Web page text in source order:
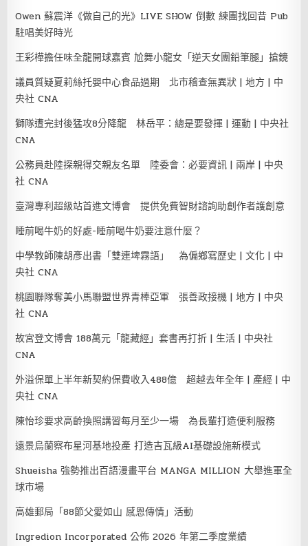
Owen 蘇震洋《做自己的光》LIVE SHOW 倒數 練團找回昔 Pub
駐唱美好時光
王彩樺擔任味全龍開球嘉賓 尬舞小龍女「逆天女團鉛筆腿」搶鏡
議員質疑夏莉絲托嬰中心食品過期 北市稽查無異狀 | 地方 | 中
央社 CNA
獅隊遭完封後猛攻8分降龍 林岳平：總是要發揮 | 運動 | 中央社
CNA
公務員赴陸探親得交親友名單 陸委會：必要資訊 | 兩岸 | 中央
社 CNA
臺灣專利超級站首進文博會 提供免費智財諮詢助創作者護創意
睡前喝牛奶的好處-睡前喝牛奶要注意什麼？
中學教師陳胡彥出書「雙連埤霧語」 為偏鄉寫歷史 | 文化 | 中
央社 CNA
桃園聯隊奪美小馬聯盟世界青棒亞軍 張善政接機 | 地方 | 中央
社 CNA
故宮登文博會 188萬元「龍藏經」套書再打折 | 生活 | 中央社
CNA
外溢保單上半年新契約保費收入488億 超越去年全年 | 產經 | 中
央社 CNA
陳怡珍要求高齡換照講習每月至少一場 為長輩打造便利服務
遠景烏蘭察布星河基地投產 打造吉瓦級AI基礎設施新模式
Shueisha 強勢推出百語漫畫平台 MANGA MILLION 大舉進軍全
球市場
高雄郵局「88節父愛如山 感恩傳情」活動
Ingredion Incorporated 公佈 2026 年第二季度業績